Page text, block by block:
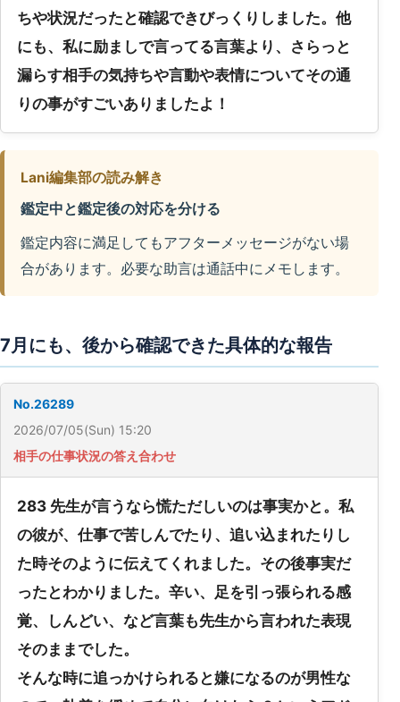
ちや状況だったと確認できびっくりしました。他
にも、私に励ましで言ってる言葉より、さらっと
漏らす相手の気持ちや言動や表情についてその通
りの事がすごいありましたよ！
Lani編集部の読み解き
鑑定中と鑑定後の対応を分ける
鑑定内容に満足してもアフターメッセージがない場
合があります。必要な助言は通話中にメモします。
7月にも、後から確認できた具体的な報告
No.26289
2026/07/05(Sun) 15:20
相手の仕事状況の答え合わせ
283 先生が言うなら慌ただしいのは事実かと。私
の彼が、仕事で苦しんでたり、追い込まれたりし
た時そのように伝えてくれました。その後事実だ
ったとわかりました。辛い、足を引っ張られる感
覚、しんどい、など言葉も先生から言われた表現
そのままでした。
そんな時に追っかけられると嫌になるのが男性な